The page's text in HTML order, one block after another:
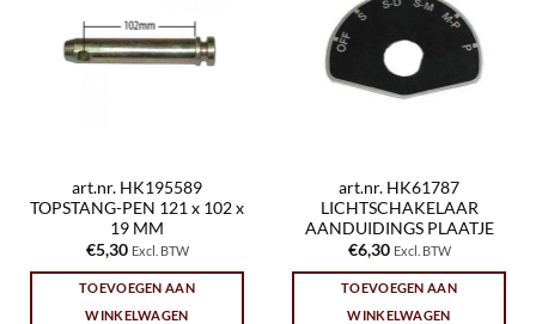
art.nr. HK195589
TOPSTANG-PEN 121 x 102 x
19 MM
€5,30 Excl. BTW
TOEVOEGEN AAN
WINKELWAGEN
art.nr. HK61787
LICHTSCHAKELAAR
AANDUIDINGS PLAATJE
€6,30 Excl. BTW
TOEVOEGEN AAN
WINKELWAGEN